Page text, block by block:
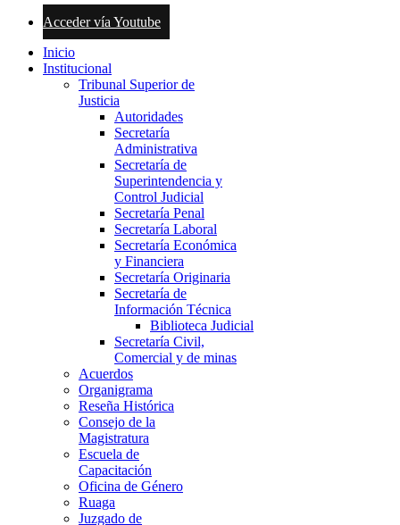
Acceder vía Youtube
Inicio
Institucional
Tribunal Superior de
Justicia
Autoridades
Secretaría
Administrativa
Secretaría de
Superintendencia y
Control Judicial
Secretaría Penal
Secretaría Laboral
Secretaría Económica
y Financiera
Secretaría Originaria
Secretaría de
Información Técnica
Biblioteca Judicial
Secretaría Civil,
Comercial y de minas
Acuerdos
Organigrama
Reseña Histórica
Consejo de la
Magistratura
Escuela de
Capacitación
Oficina de Género
Ruaga
Juzgado de